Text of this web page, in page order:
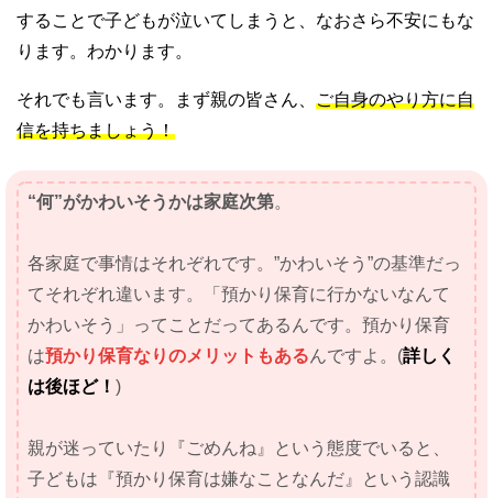
することで子どもが泣いてしまうと、なおさら不安にもな
ります。わかります。
それでも言います。まず親の皆さん、 ご自身のやり方に自
信を持ちましょう！
“何”がかわいそうかは家庭次第。
各家庭で事情はそれぞれです。”かわいそう”の基準だっ
てそれぞれ違います。「預かり保育に行かないなんて
かわいそう」ってことだってあるんです。預かり保育
は預かり保育なりのメリットもあるんですよ。(詳しく
は後ほど！ )
親が迷っていたり『ごめんね』という態度でいると、
子どもは『預かり保育は嫌なことなんだ』という認識